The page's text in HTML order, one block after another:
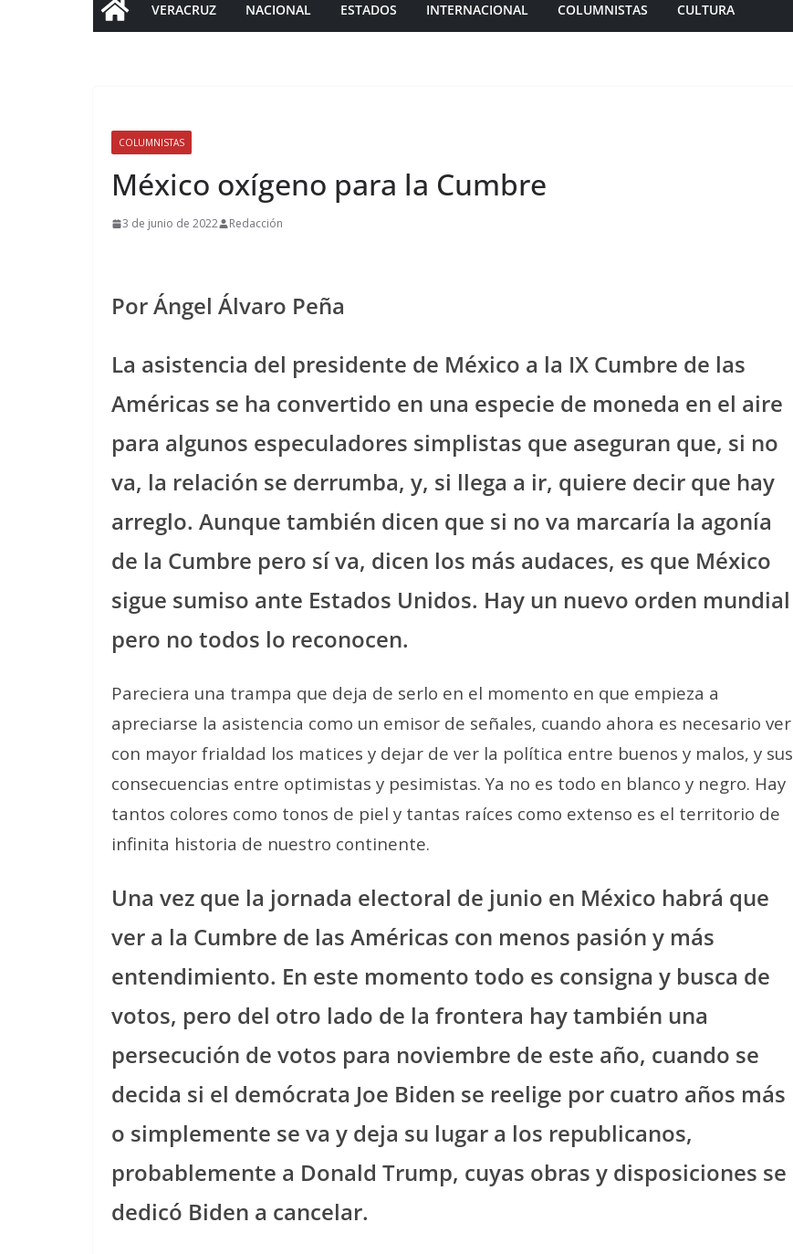
VERACRUZ NACIONAL ESTADOS INTERNACIONAL COLUMNISTAS CULTURA
COLUMNISTAS
México oxígeno para la Cumbre
3 de junio de 2022 Redacción
Por Ángel Álvaro Peña
La asistencia del presidente de México a la IX Cumbre de las
Américas se ha convertido en una especie de moneda en el aire
para algunos especuladores simplistas que aseguran que, si no
va, la relación se derrumba, y, si llega a ir, quiere decir que hay
arreglo. Aunque también dicen que si no va marcaría la agonía
de la Cumbre pero sí va, dicen los más audaces, es que México
sigue sumiso ante Estados Unidos. Hay un nuevo orden mundial
pero no todos lo reconocen.
Pareciera una trampa que deja de serlo en el momento en que empieza a
apreciarse la asistencia como un emisor de señales, cuando ahora es necesario ver
con mayor frialdad los matices y dejar de ver la política entre buenos y malos, y sus
consecuencias entre optimistas y pesimistas. Ya no es todo en blanco y negro. Hay
tantos colores como tonos de piel y tantas raíces como extenso es el territorio de
infinita historia de nuestro continente.
Una vez que la jornada electoral de junio en México habrá que
ver a la Cumbre de las Américas con menos pasión y más
entendimiento. En este momento todo es consigna y busca de
votos, pero del otro lado de la frontera hay también una
persecución de votos para noviembre de este año, cuando se
decida si el demócrata Joe Biden se reelige por cuatro años más
o simplemente se va y deja su lugar a los republicanos,
probablemente a Donald Trump, cuyas obras y disposiciones se
dedicó Biden a cancelar.